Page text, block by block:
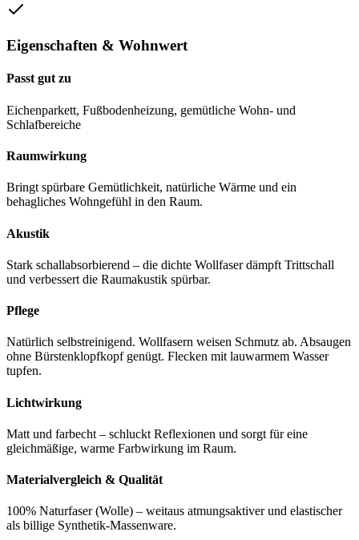
Eigenschaften & Wohnwert
Passt gut zu
Eichenparkett, Fußbodenheizung, gemütliche Wohn- und
Schlafbereiche
Raumwirkung
Bringt spürbare Gemütlichkeit, natürliche Wärme und ein
behagliches Wohngefühl in den Raum.
Akustik
Stark schallabsorbierend – die dichte Wollfaser dämpft Trittschall
und verbessert die Raumakustik spürbar.
Pflege
Natürlich selbstreinigend. Wollfasern weisen Schmutz ab. Absaugen
ohne Bürstenklopfkopf genügt. Flecken mit lauwarmem Wasser
tupfen.
Lichtwirkung
Matt und farbecht – schluckt Reflexionen und sorgt für eine
gleichmäßige, warme Farbwirkung im Raum.
Materialvergleich & Qualität
100% Naturfaser (Wolle) – weitaus atmungsaktiver und elastischer
als billige Synthetik-Massenware.